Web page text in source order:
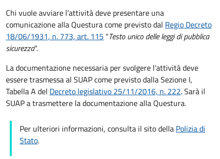
Chi vuole avviare l'attività deve presentare una
comunicazione alla Questura come previsto dal Regio Decreto
18/06/1931, n. 773, art. 115 "Testo unico delle leggi di pubblica
sicurezza".
La documentazione necessaria per svolgere l'attività deve
essere trasmessa al SUAP come previsto dalla Sezione I,
Tabella A del Decreto legislativo 25/11/2016, n. 222. Sarà il
SUAP a trasmettere la documentazione alla Questura.
Per ulteriori informazioni, consulta il sito della Polizia di
Stato.